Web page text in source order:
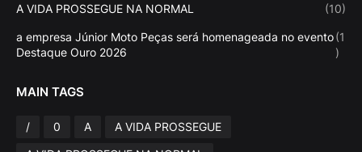
A VIDA PROSSEGUE NA NORMAL (10)
a empresa Júnior Moto Peças será homenageada no evento
Destaque Ouro 2026
(1
)
MAIN TAGS
/ 0 A
A VIDA PROSSEGUE